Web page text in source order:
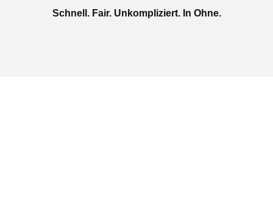
Schnell. Fair. Unkompliziert. In Ohne.